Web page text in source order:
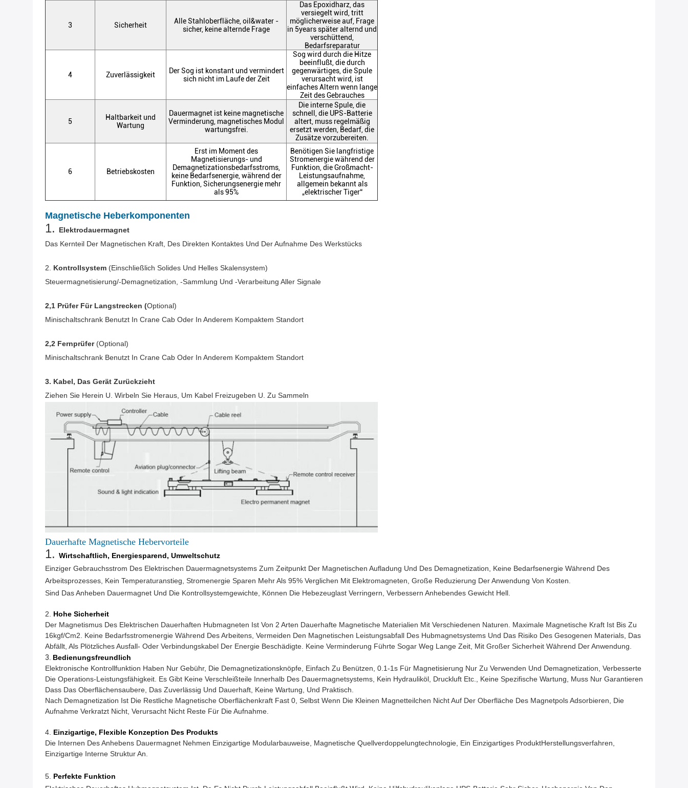
3 Sicherheit
Alle Stahloberfläche, oil&water -
sicher, keine alternde Frage
Das Epoxidharz, das
versiegelt wird, tritt
möglicherweise auf, Frage
in 5years später alternd und
verschüttend,
Bedarfsreparatur
4 Zuverlässigkeit
Der Sog ist konstant und vermindert
sich nicht im Laufe der Zeit
Sog wird durch die Hitze
beeinflußt, die durch
gegenwärtiges, die Spule
verursacht wird, ist
einfaches Altern wenn lange
Zeit des Gebrauches
5
Haltbarkeit und
Wartung
Dauermagnet ist keine magnetische
Verminderung, magnetisches Modul
wartungsfrei.
Die interne Spule, die
schnell, die UPS-Batterie
altert, muss regelmäßig
ersetzt werden, Bedarf, die
Zusätze vorzubereiten.
6 Betriebskosten
Erst im Moment des
Magnetisierungs- und
Demagnetizationsbedarfsstroms,
keine Bedarfsenergie, während der
Funktion, Sicherungsenergie mehr
als 95%
Benötigen Sie langfristige
Stromenergie während der
Funktion, die Großmacht-
Leistungsaufnahme,
allgemein bekannt als
„elektrischer Tiger“
Magnetische Heberkomponenten
1.
Elektrodauermagnet
Das Kernteil Der Magnetischen Kraft, Des Direkten Kontaktes Und Der Aufnahme Des Werkstücks
2. Kontrollsystem (einschließlich Solides Und Helles Skalensystem)
Steuermagnetisierung/-Demagnetization, -sammlung Und -verarbeitung Aller Signale
2,1 Prüfer Für Langstrecken (Optional)
Minischaltschrank Benutzt In Crane Cab Oder In Anderem Kompaktem Standort
2,2 Fernprüfer(optional)
Minischaltschrank Benutzt In Crane Cab Oder In Anderem Kompaktem Standort
3. Kabel, Das Gerät Zurückzieht
Ziehen Sie Herein U. Wirbeln Sie Heraus, Um Kabel Freizugeben U. Zu Sammeln
Dauerhafte Magnetische Hebervorteile
1. Wirtschaftlich, Energiesparend, Umweltschutz
Einziger Gebrauchsstrom Des Elektrischen Dauermagnetsystems Zum Zeitpunkt Der Magnetischen Aufladung Und Des Demagnetization, Keine Bedarfsenergie Während Des
Arbeitsprozesses, Kein Temperaturanstieg, Stromenergie Sparen Mehr Als 95% Verglichen Mit Elektromagneten, Große Reduzierung Der Anwendung Von Kosten.
Sind Das Anheben Dauermagnet Und Die Kontrollsystemgewichte, Können Die Hebezeuglast Verringern, Verbessern Anhebendes Gewicht Hell.
2. Hohe Sicherheit
Der Magnetismus Des Elektrischen Dauerhaften Hubmagneten Ist Von 2 Arten Dauerhafte Magnetische Materialien Mit Verschiedenen Naturen. Maximale Magnetische Kraft Ist Bis Zu
16kgf/cm2. Keine Bedarfsstromenergie Während Des Arbeitens, Vermeiden Den Magnetischen Leistungsabfall Des Hubmagnetsystems Und Das Risiko Des Gesogenen Materials, Das
Abfällt, Als Plötzliches Ausfall- Oder Verbindungskabel Der Energie Beschädigte. Keine Verminderung Führte Sogar Weg Lange Zeit, Mit Großer Sicherheit Während Der Anwendung.
3. Bedienungsfreundlich
Elektronische Kontrollfunktion Haben Nur Gebühr, Die Demagnetizationsknöpfe, Einfach Zu Benützen, 0.1-1s Für Magnetisierung Nur Zu Verwenden Und Demagnetization, Verbesserte
Die Operations-Leistungsfähigkeit. Es Gibt Keine Verschleißteile Innerhalb Des Dauermagnetsystems, Kein Hydrauliköl, Druckluft Etc., Keine Spezifische Wartung, Muss Nur Garantieren
Dass Das Oberflächensaubere, Das Zuverlässig Und Dauerhaft, Keine Wartung, Und Praktisch.
Nach Demagnetization Ist Die Restliche Magnetische Oberflächenkraft Fast 0, Selbst Wenn Die Kleinen Magnetteilchen Nicht Auf Der Oberfläche Des Magnetpols Adsorbieren, Die
Aufnahme Verkratzt Nicht, Verursacht Nicht Reste Für Die Aufnahme.
4. Einzigartige, Flexible Konzeption Des Produkts
Die Internen Des Anhebens Dauermagnet Nehmen Einzigartige Modularbauweise, Magnetische Quellverdoppelungtechnologie, Ein Einzigartiges ProduktHerstellungsverfahren,
Einzigartige Interne Struktur An.
5. Perfekte Funktion